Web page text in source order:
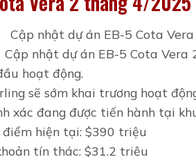
Cập nhật dự án EB-5 Cota Vera
hoạt động.
sẽ sớm khai trương hoạt
xác đang được tiến hành tại
hiện tại: $390 triệu
tín thác: $31.2 triệu